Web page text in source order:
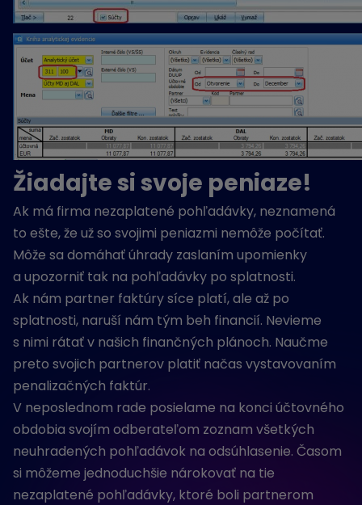
Žiadajte si svoje peniaze!
Ak má firma nezaplatené pohľadávky, neznamená
to ešte, že už so svojimi peniazmi nemôže počítať.
Môže sa domáhať úhrady zaslaním upomienky
a upozorniť tak na pohľadávky po splatnosti.
Ak nám partner faktúry síce platí, ale až po
splatnosti, naruší nám tým beh financií. Nevieme
s nimi rátať v našich finančných plánoch. Naučme
preto svojich partnerov platiť načas vystavovaním
penalizačných faktúr.
V neposlednom rade posielame na konci účtovného
obdobia svojím odberateľom zoznam všetkých
neuhradených pohľadávok na odsúhlasenie. Časom
si môžeme jednoduchšie nárokovať na tie
nezaplatené pohľadávky, ktoré boli partnerom